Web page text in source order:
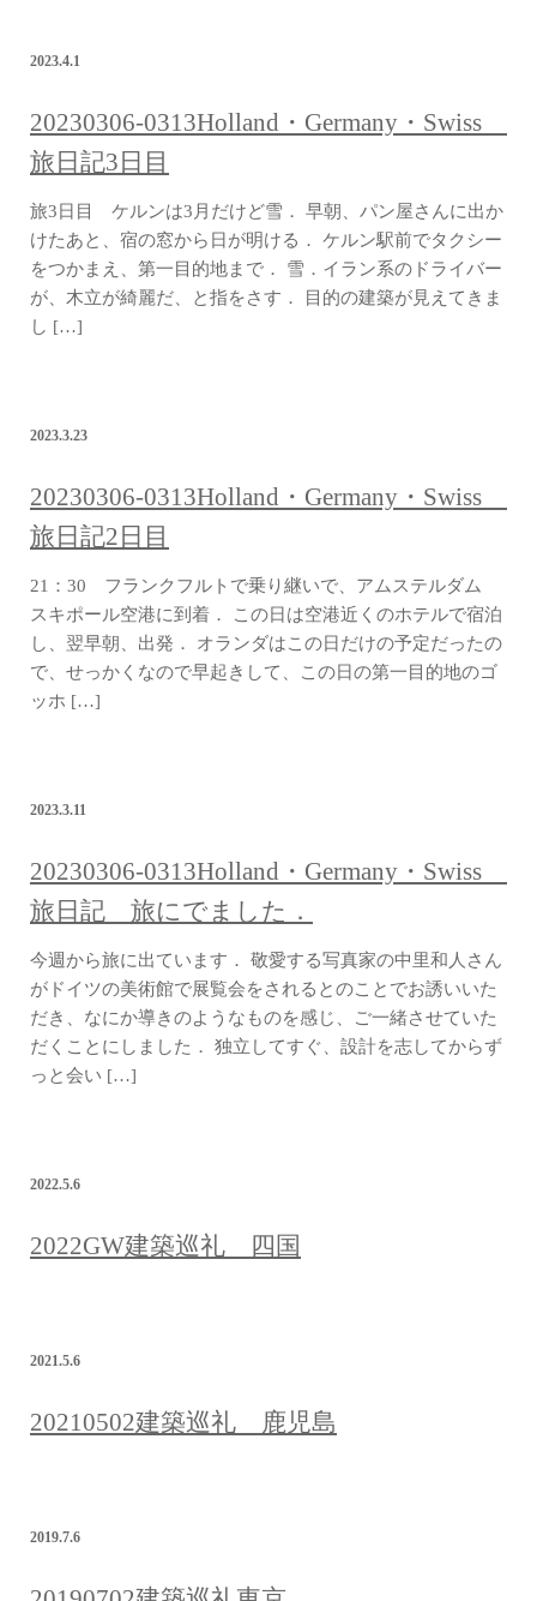
2023.4.1
20230306-0313Holland・Germany・Swiss
旅日記3日目
旅3日目 ケルンは3月だけど雪． 早朝、パン屋さんに出か
けたあと、宿の窓から日が明ける． ケルン駅前でタクシー
をつかまえ、第一目的地まで． 雪．イラン系のドライバー
が、木立が綺麗だ、と指をさす． 目的の建築が見えてきま
し […]
2023.3.23
20230306-0313Holland・Germany・Swiss
旅日記2日目
21：30 フランクフルトで乗り継いで、アムステルダム
スキポール空港に到着． この日は空港近くのホテルで宿泊
し、翌早朝、出発． オランダはこの日だけの予定だったの
で、せっかくなので早起きして、この日の第一目的地のゴ
ッホ […]
2023.3.11
20230306-0313Holland・Germany・Swiss
旅日記 旅にでました．
今週から旅に出ています． 敬愛する写真家の中里和人さん
がドイツの美術館で展覧会をされるとのことでお誘いいた
だき、なにか導きのようなものを感じ、ご一緒させていた
だくことにしました． 独立してすぐ、設計を志してからず
っと会い […]
2022.5.6
2022GW建築巡礼 四国
2021.5.6
20210502建築巡礼 鹿児島
2019.7.6